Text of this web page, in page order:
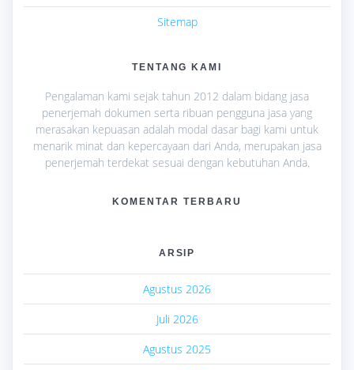
Sitemap
TENTANG KAMI
Pengalaman kami sejak tahun 2012 dalam bidang jasa
penerjemah dokumen serta ribuan pengguna jasa yang
merasakan kepuasan adalah modal dasar bagi kami untuk
menarik minat dan kepercayaan dari Anda, merupakan jasa
penerjemah terdekat sesuai dengan kebutuhan Anda.
KOMENTAR TERBARU
ARSIP
Agustus 2026
Juli 2026
Agustus 2025